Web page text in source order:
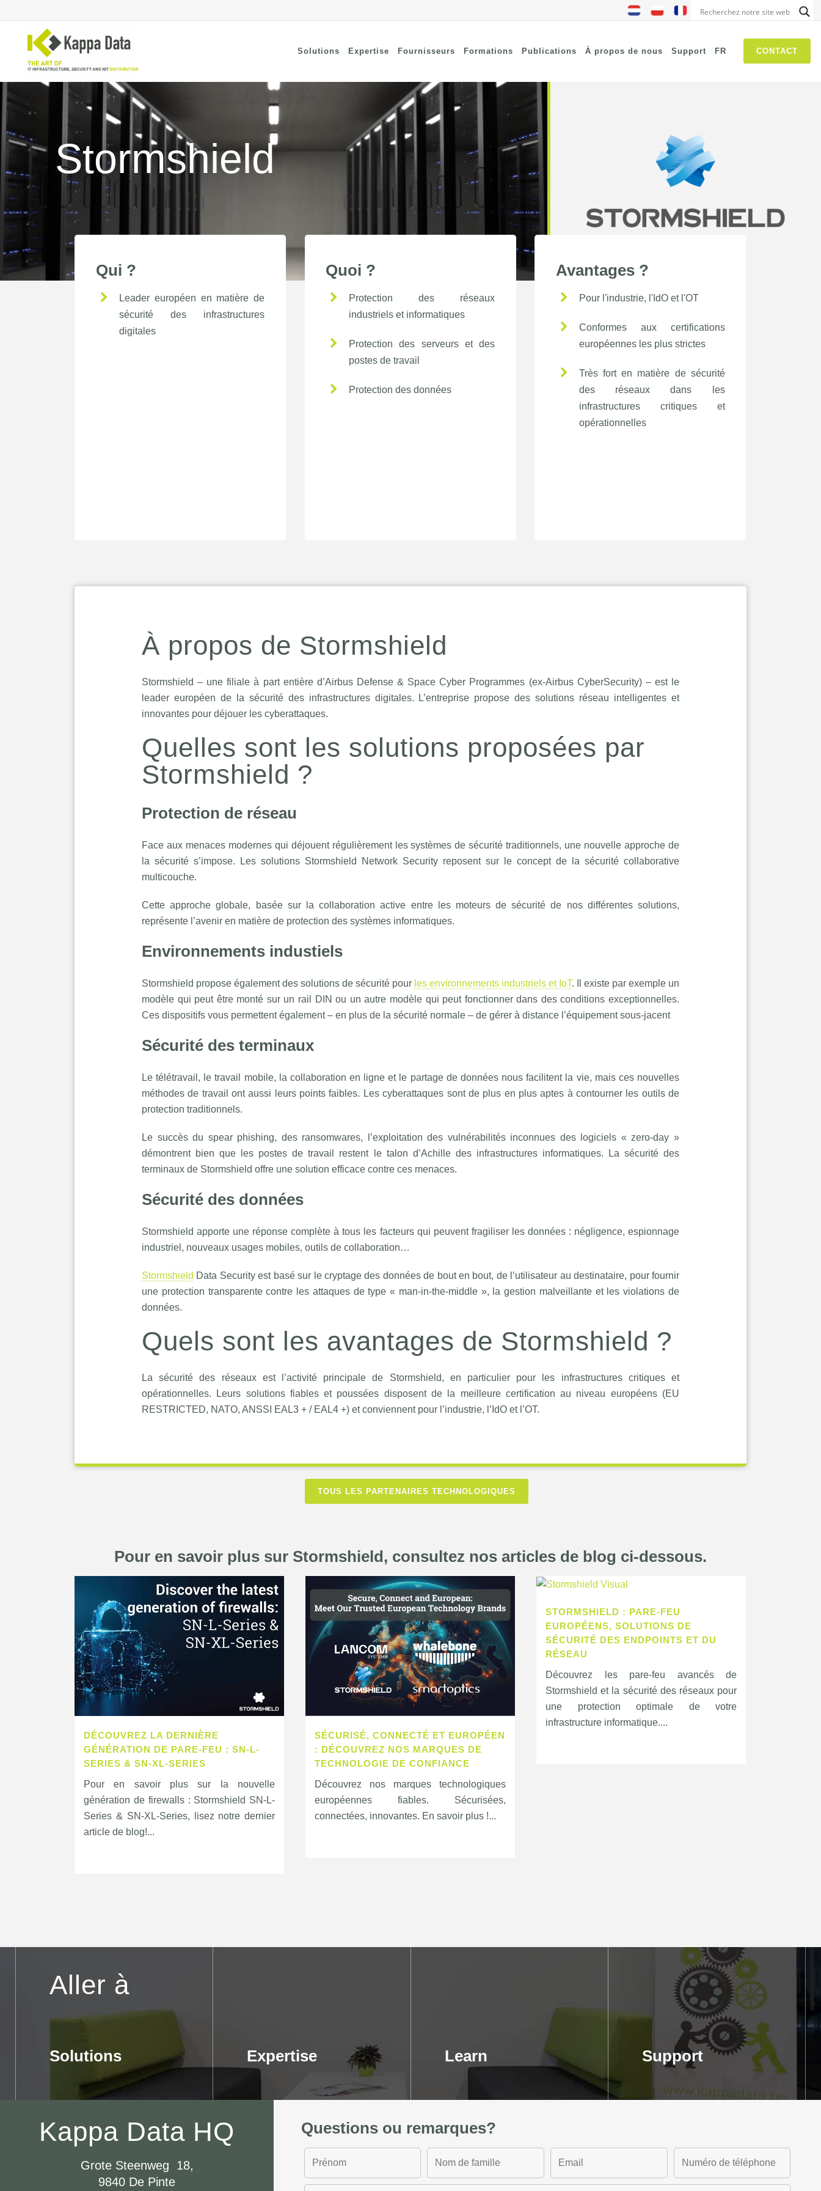
CONTACT
Solutions
Solutions Wi-Fi
Commutation
Routage de réseau
Sauvegarde
Connectivité à distance
sécurisée
Sécurité des terminaux
Sécurité du cloud
Security
Connectivity
Wi-Fi / Bluetooth
Chasse aux menaces
Security Awareness
Les réseaux autogérés
Expertise Fournisseurs Formations Publications À propos de nous Support FR
Stormshield
Qui ?
Leader européen en matière de
sécurité des infrastructures
digitales
Quoi ?
Protection des réseaux
industriels et informatiques
Protection des serveurs et des
postes de travail
Protection des données
Avantages ?
Pour l'industrie, l'IdO et l'OT
Conformes aux certifications
européennes les plus strictes
Très fort en matière de sécurité
des réseaux dans les
infrastructures critiques et
opérationnelles
À propos de Stormshield
Stormshield – une filiale à part entière d’Airbus Defense & Space Cyber Programmes (ex-Airbus CyberSecurity) – est le
leader européen de la sécurité des infrastructures digitales. L’entreprise propose des solutions réseau intelligentes et
innovantes pour déjouer les cyberattaques.
Quelles sont les solutions proposées par
Stormshield ?
Protection de réseau
Face aux menaces modernes qui déjouent régulièrement les systèmes de sécurité traditionnels, une nouvelle approche de
la sécurité s’impose. Les solutions Stormshield Network Security reposent sur le concept de la sécurité collaborative
multicouche.
Cette approche globale, basée sur la collaboration active entre les moteurs de sécurité de nos différentes solutions,
représente l’avenir en matière de protection des systèmes informatiques.
Environnements industiels
Stormshield propose également des solutions de sécurité pour les environnements industriels et IoT. Il existe par exemple un
modèle qui peut être monté sur un rail DIN ou un autre modèle qui peut fonctionner dans des conditions exceptionnelles.
Ces dispositifs vous permettent également – en plus de la sécurité normale – de gérer à distance l’équipement sous-jacent
Sécurité des terminaux
Le télétravail, le travail mobile, la collaboration en ligne et le partage de données nous facilitent la vie, mais ces nouvelles
méthodes de travail ont aussi leurs points faibles. Les cyberattaques sont de plus en plus aptes à contourner les outils de
protection traditionnels.
Le succès du spear phishing, des ransomwares, l’exploitation des vulnérabilités inconnues des logiciels « zero-day »
démontrent bien que les postes de travail restent le talon d’Achille des infrastructures informatiques. La sécurité des
terminaux de Stormshield offre une solution efficace contre ces menaces.
Sécurité des données
Stormshield apporte une réponse complète à tous les facteurs qui peuvent fragiliser les données : négligence, espionnage
industriel, nouveaux usages mobiles, outils de collaboration…
Stormshield Data Security est basé sur le cryptage des données de bout en bout, de l’utilisateur au destinataire, pour fournir
une protection transparente contre les attaques de type « man-in-the-middle », la gestion malveillante et les violations de
données.
Quels sont les avantages de Stormshield ?
La sécurité des réseaux est l’activité principale de Stormshield, en particulier pour les infrastructures critiques et
opérationnelles. Leurs solutions fiables et poussées disposent de la meilleure certification au niveau européens (EU
RESTRICTED, NATO, ANSSI EAL3 + / EAL4 +) et conviennent pour l’industrie, l’IdO et l’OT.
TOUS LES PARTENAIRES TECHNOLOGIQUES
Pour en savoir plus sur Stormshield, consultez nos articles de blog ci-dessous.
DÉCOUVREZ LA DERNIÈRE
GÉNÉRATION DE PARE-FEU : SN-L-
SERIES & SN-XL-SERIES
Pour en savoir plus sur la nouvelle
génération de firewalls : Stormshield SN-L-
Series & SN-XL-Series, lisez notre dernier
article de blog!...
SÉCURISÉ, CONNECTÉ ET EUROPÉEN
: DÉCOUVREZ NOS MARQUES DE
TECHNOLOGIE DE CONFIANCE
Découvrez nos marques technologiques
européennes fiables. Sécurisées,
connectées, innovantes. En savoir plus !...
STORMSHIELD : PARE-FEU
EUROPÉENS, SOLUTIONS DE
SÉCURITÉ DES ENDPOINTS ET DU
RÉSEAU
Découvrez les pare-feu avancés de
Stormshield et la sécurité des réseaux pour
une protection optimale de votre
infrastructure informatique....
Aller à
Solutions Expertise Learn Support
Kappa Data HQ
Grote Steenweg 18,
9840 De Pinte
Questions ou remarques?